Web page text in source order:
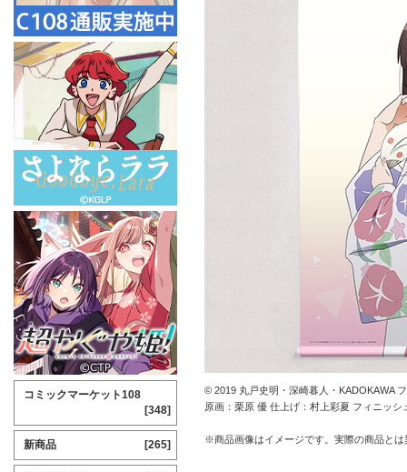
© 2019 丸戸史明・深崎暮人・KADOKAWA
原画：栗原 優 仕上げ：村上彩夏 フィニッ
※商品画像はイメージです。実際の商品と
コミックマーケット108
[348]
新商品 [265]